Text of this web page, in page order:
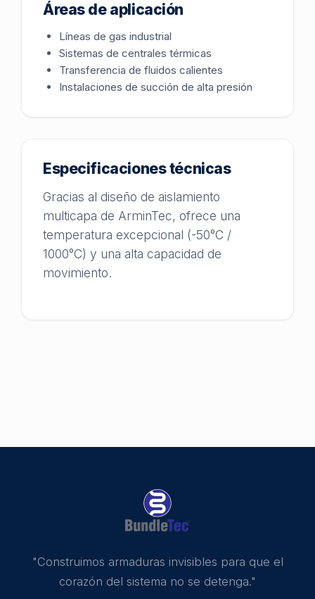
Áreas de aplicación
Líneas de gas industrial
Sistemas de centrales térmicas
Transferencia de fluidos calientes
Instalaciones de succión de alta presión
Especificaciones técnicas
Gracias al diseño de aislamiento
multicapa de ArminTec, ofrece una
temperatura excepcional (-50°C /
1000°C) y una alta capacidad de
movimiento.
"Construimos armaduras invisibles para que el
corazón del sistema no se detenga."